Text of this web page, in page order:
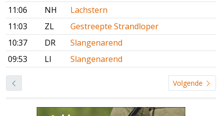
11:06
NH
Lachstern
11:03
ZL
Gestreepte Strandloper
10:37
DR
Slangenarend
09:53
LI Slangenarend
Volgende